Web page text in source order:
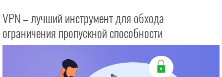
VPN – лучший инструмент для обхода
ограничения пропускной способности